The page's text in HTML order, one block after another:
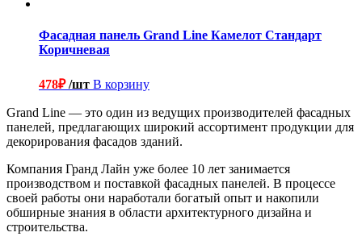
Фасадная панель Grand Line Камелот Стандарт
Коричневая
478₽/шт В корзину
Grand Line — это один из ведущих производителей фасадных
панелей, предлагающих широкий ассортимент продукции для
декорирования фасадов зданий.
Компания Гранд Лайн уже более 10 лет занимается
производством и поставкой фасадных панелей. В процессе
своей работы они наработали богатый опыт и накопили
обширные знания в области архитектурного дизайна и
строительства.